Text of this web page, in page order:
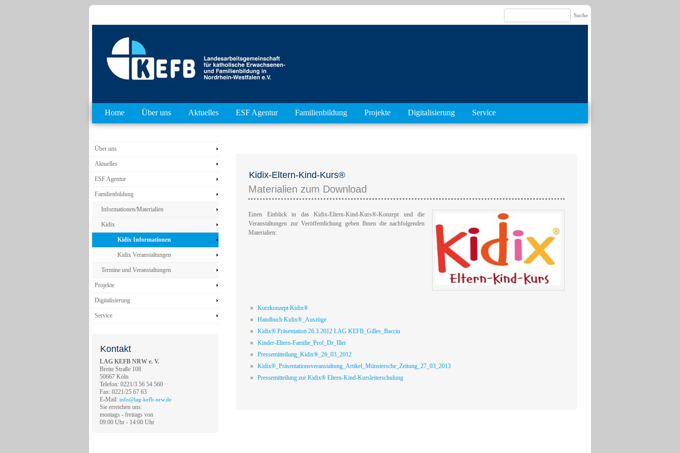
Home Über uns Aktuelles ESF Agentur Familienbildung Projekte Digitalisierung Service
Über uns
Aktuelles
ESF Agentur
Familienbildung
Informationen/Materialien
Kidix
Kidix Informationen
Kidix Veranstaltungen
Termine und Veranstaltungen
Projekte
Digitalisierung
Service
Kontakt
LAG KEFB NRW e. V.
Breite Straße 108
50667 Köln
Telefon: 0221/3 56 54 560
Fax: 0221/25 67 63
E-Mail: info@lag-kefb-nrw.de
Sie erreichen uns:
montags - freitags von
09:00 Uhr - 14:00 Uhr
Kidix-Eltern-Kind-Kurs®
Materialien zum Download
Einen Einblick in das Kidix-Eltern-Kind-Kurs®-Konzept und die
Veranstaltungen zur Veröffentlichung geben Ihnen die nachfolgenden
Materialien:
Kurzkonzept Kidix®
Handbuch Kidix®_Auszüge
Kidix® Präsentation 26.3.2012 LAG KEFB_Gilles_Bacciu
Kinder-Eltern-Familie_Prof_Dr_Iller
Pressemitteilung_Kidix®_26_03_2012
Kidix®_Präsentationsveranstaltung_Artikel_Münstersche_Zeitung_27_03_2013
Pressemitteilung zur Kidix® Eltern-Kind-Kursleiterschulung